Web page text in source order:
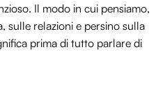
Il modo in cui pensiamo,
sulle relazioni e persino sulla
prima di tutto parlare di